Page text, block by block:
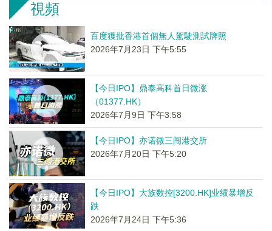
視頻
百度獲批香港首個無人駕駛測試牌照
2026年7月23日 下午5:55
【今日IPO】鼎泰高科首日微涨
（01377.HK）
2026年7月9日 下午3:58
【今日IPO】亦诺微三闯港交所
2026年7月20日 下午5:20
【今日IPO】大族数控[3200.HK]业绩暴增反
跌
2026年7月24日 下午5:36